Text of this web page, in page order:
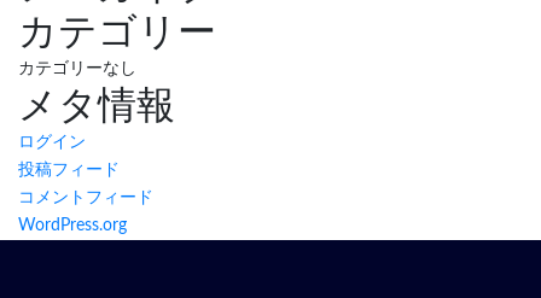
カテゴリー
カテゴリーなし
メタ情報
ログイン
投稿フィード
コメントフィード
WordPress.org